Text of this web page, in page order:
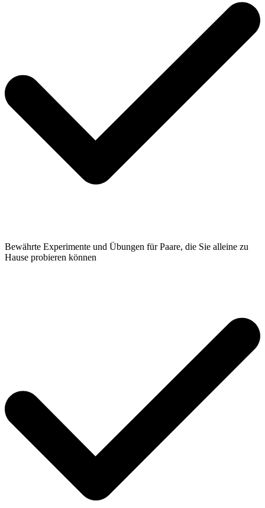
Bewährte Experimente und Übungen für Paare, die Sie alleine zu
Hause probieren können